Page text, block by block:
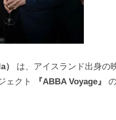
は、アイスランド出身の
ェクト
『ABBA Voyage』